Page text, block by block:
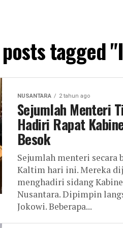
tagged
NUSANTARA 2 tahun ago
Sejumlah Menteri
Hadiri Rapat
Besok
Sejumlah menteri secara
Kaltim hari ini. Mereka
menghadiri sidang
Nusantara. Dipimpin
Jokowi. Beberapa...